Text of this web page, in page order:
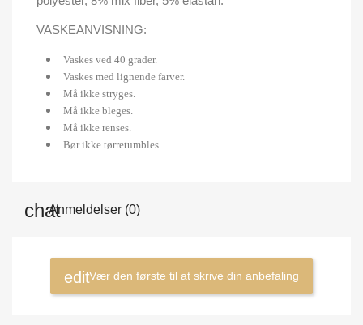
VASKEANVISNING:
Vaskes ved 40 grader.
Vaskes med lignende farver.
Må ikke stryges.
Må ikke bleges.
Må ikke renses.
Bør ikke tørretumbles.
Anmeldelser (0)
Vær den første til at skrive din anbefaling